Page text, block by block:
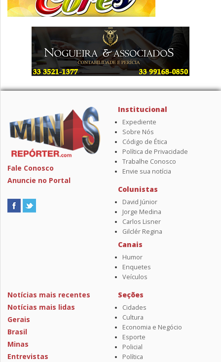
Fale Conosco
Anuncie no Portal
Institucional
Expediente
Sobre Nós
Código de Ética
Política de Privacidade
Trabalhe Conosco
Envie sua notícia
Colunistas
David Júnior
Jorge Medina
Carlos Lisner
Gilclér Regina
Canais
Humor
Enquetes
Veículos
Notícias mais recentes
Notícias mais lidas
Gerais
Brasil
Minas
Entrevistas
Seções
Cidades
Cultura
Economia e Negócio
Esporte
Policial
Política